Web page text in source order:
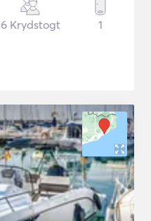
6 Krydstogt 1